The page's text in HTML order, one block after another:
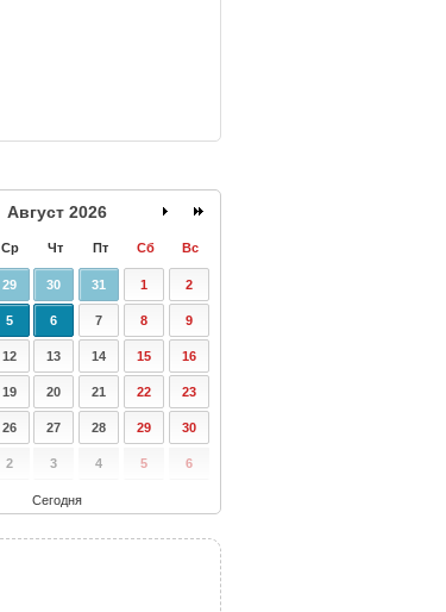
Август 2026
Ср Чт Пт Сб Вс
29 30 31 1 2
5 6 7 8 9
12 13 14 15 16
19 20 21 22 23
26 27 28 29 30
2 3 4 5 6
Сегодня